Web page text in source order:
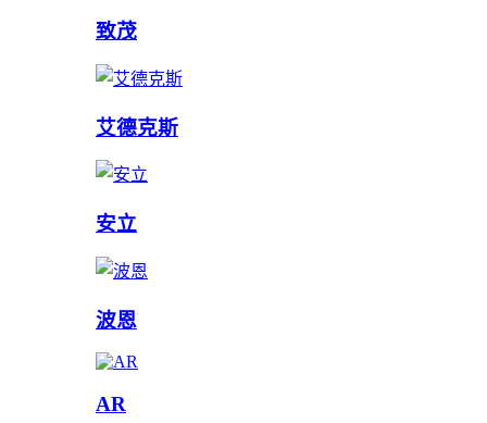
致茂
艾德克斯
安立
波恩
AR